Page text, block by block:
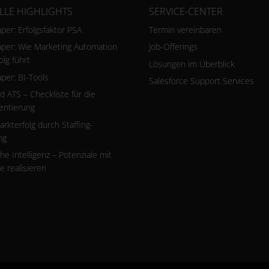
HIGHLIGHTS
Erfolgsfaktor PSA
Wie Marketing Automation
führt
BI-Tools
ATS – Checkliste für die
durch Staffing-
Intelligenz – Potenziale mit
realisieren
SERVICE-CENTER
Termin vereinbaren
Job-Offerings
Lösungen im Überblick
Salesforce Support Services